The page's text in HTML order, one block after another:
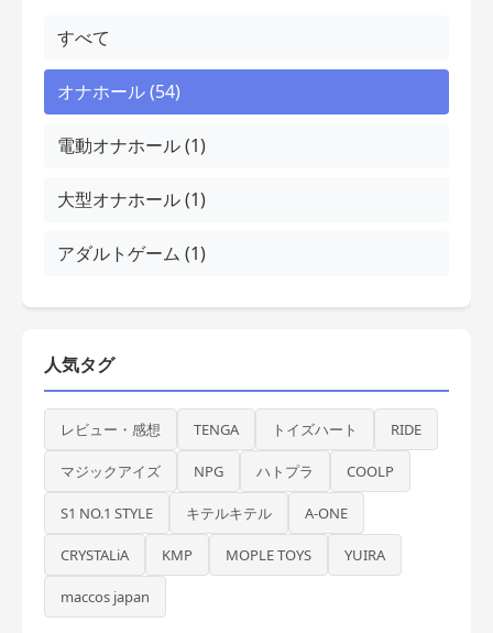
すべて
オナホール (54)
電動オナホール (1)
大型オナホール (1)
アダルトゲーム (1)
人気タグ
レビュー・感想 TENGA トイズハート RIDE
マジックアイズ NPG ハトプラ COOLP
S1 NO.1 STYLE キテルキテル A-ONE
CRYSTALiA KMP MOPLE TOYS YUIRA
maccos japan